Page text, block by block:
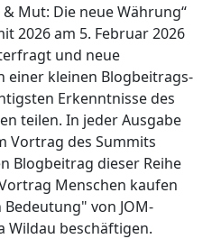
Mut: Die neue Währung“
2026 am 5. Februar 2026
und neue
einer kleinen Blogbeitrags-
Erkenntnisse des
teilen. In jeder Ausgabe
Vortrag des Summits
Blogbeitrag dieser Reihe
Menschen kaufen
von JOM-
Wildau beschäftigen.